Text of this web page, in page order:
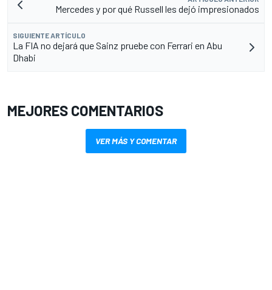
Mercedes y por qué Russell les dejó impresionados
SIGUIENTE ARTÍCULO
La FIA no dejará que Sainz pruebe con Ferrari en Abu
Dhabi
MEJORES COMENTARIOS
VER MÁS Y COMENTAR